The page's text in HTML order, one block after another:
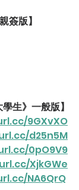
簽版】
生》一般版】
9GXvXO
d25n5M
0pO9V9
XjkGWe
NA6QrQ